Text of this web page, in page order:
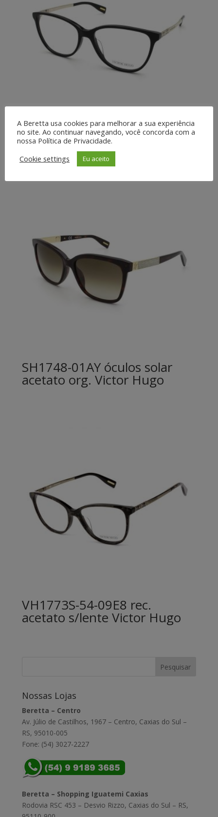
VH1773S-54-0700 rec.
acetato s/lente Victor Hugo
SH1748-01AY óculos solar
acetato org. Victor Hugo
VH1773S-54-09E8 rec.
acetato s/lente Victor Hugo
Nossas Lojas
Beretta – Centro
Av. Júlio de Castilhos, 1967 – Centro, Caxias do Sul –
RS, 95010-005
Fone: (54) 3027-2227
Beretta – Shopping Iguatemi Caxias
Rodovia RSC 453 – Desvio Rizzo, Caxias do Sul – RS,
A Beretta usa cookies para melhorar a sua experiência
no site. Ao continuar navegando, você concorda com a
nossa Política de Privacidade.
Cookie settings
Eu aceito